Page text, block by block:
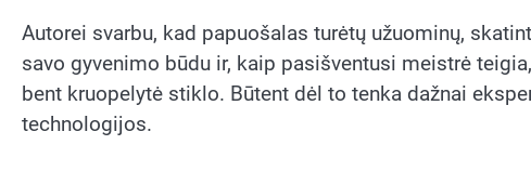
Autorei svarbu, kad papuošalas turėtų užuominų,
savo gyvenimo būdu ir, kaip pasišventusi meistrė
bent kruopelytė stiklo. Būtent dėl to tenka dažnai
technologijos.